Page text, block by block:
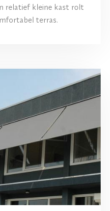
relatief kleine kast rolt
terras.